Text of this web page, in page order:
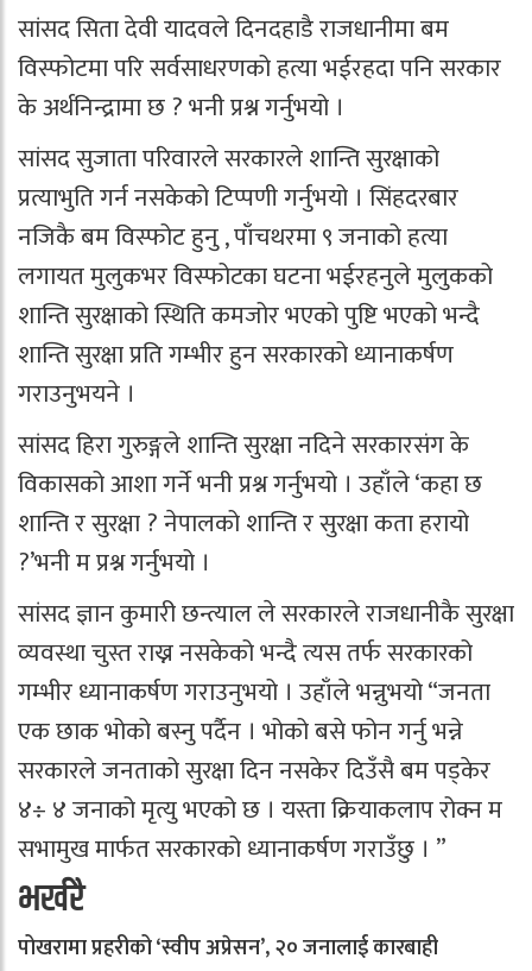
सांसद सिता देवी यादवले दिनदहाडै राजधानीमा बम
विस्फोटमा परि सर्वसाधरणको हत्या भईरहदा पनि सरकार
के अर्थनिन्द्रामा छ ? भनी प्रश्न गर्नुभयो ।
सांसद सुजाता परिवारले सरकारले शान्ति सुरक्षाको
प्रत्याभुति गर्न नसकेको टिप्पणी गर्नुभयो । सिंहदरबार
नजिकै बम विस्फोट हुनु , पाँचथरमा ९ जनाको हत्या
लगायत मुलुकभर विस्फोटका घटना भईरहनुले मुलुकको
शान्ति सुरक्षाको स्थिति कमजोर भएको पुष्टि भएको भन्दै
शान्ति सुरक्षा प्रति गम्भीर हुन सरकारको ध्यानाकर्षण
गराउनुभयने ।
सांसद हिरा गुरुङ्गले शान्ति सुरक्षा नदिने सरकारसंग के
विकासको आशा गर्ने भनी प्रश्न गर्नुभयो । उहाँले ‘कहा छ
शान्ति र सुरक्षा ? नेपालको शान्ति र सुरक्षा कता हरायो
?’भनी म प्रश्न गर्नुभयो ।
सांसद ज्ञान कुमारी छन्त्याल ले सरकारले राजधानीकै सुरक्षा
व्यवस्था चुस्त राख्न नसकेको भन्दै त्यस तर्फ सरकारको
गम्भीर ध्यानाकर्षण गराउनुभयो । उहाँले भन्नुभयो “जनता
एक छाक भोको बस्नु पर्दैन । भोको बसे फोन गर्नु भन्ने
सरकारले जनताको सुरक्षा दिन नसकेर दिउँसै बम पड्केर
४÷ ४ जनाको मृत्यु भएको छ । यस्ता क्रियाकलाप रोक्न म
सभामुख मार्फत सरकारको ध्यानाकर्षण गराउँछु । ”
भर्खरै
पोखरामा प्रहरीको ‘स्वीप अप्रेसन’, २० जनालाई कारबाही